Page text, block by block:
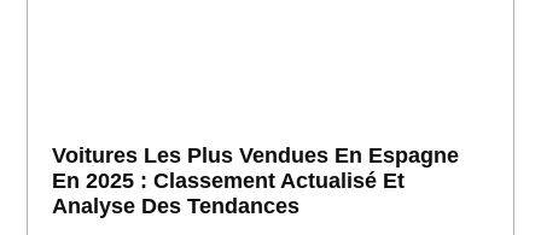
Voitures Les Plus Vendues En Espagne
En 2025 : Classement Actualisé Et
Analyse Des Tendances